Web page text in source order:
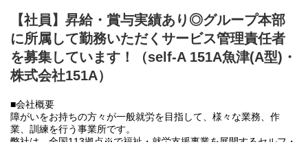
般就労を目指す、または高い工賃を目指すサービス。
利用者さんの日々の訓練をサポートする支援員を募集していま
す。
■業務内容
・施設外作業の同行
・利用者様とコミュニケーションを取る
・送迎
・その他支援記録作成 など
【社員】昇給・賞与実績あり◎グループ本部
に所属して勤務いただくサービス管理責任者
を募集しています！（self-A 151A魚津(A型)・
株式会社151A）
■会社概要
障がいをお持ちの方々が一般就労を目指して、様々な業務、作
業、訓練を行う事業所です。
弊社は、全国113拠点※で福祉・就労支援事業を展開するセルフ・